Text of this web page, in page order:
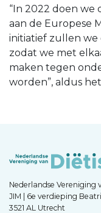
“In 2022 doen we
aan de Europese
initiatief zullen
zodat we met
maken tegen
worden”, aldus
Nederlandse Vereniging
JIM | 6e verdieping
3521 AL Utrecht